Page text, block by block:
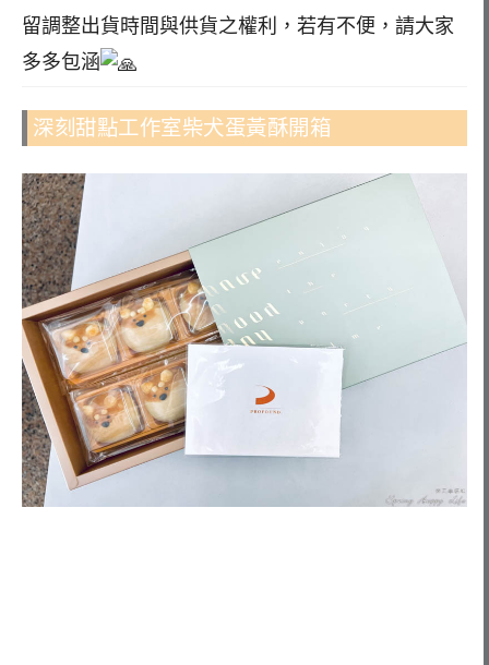
留調整出貨時間與供貨之權利，若有不便，請大家
多多包涵
深刻甜點工作室柴犬蛋黃酥開箱